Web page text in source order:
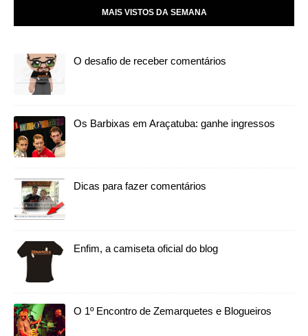
MAIS VISTOS DA SEMANA
O desafio de receber comentários
Os Barbixas em Araçatuba: ganhe ingressos
Dicas para fazer comentários
Enfim, a camiseta oficial do blog
O 1º Encontro de Zemarquetes e Blogueiros